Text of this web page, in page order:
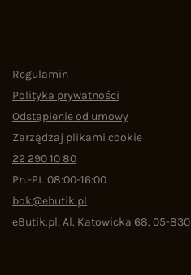
Regulamin
Polityka prywatności
Odstąpienie od umowy
Zarządzaj plikami cookie
22 290 10 80
Pn.-Pt. 08:00-16:00
bok@ebutik.pl
eButik.pl,Al. Katowicka 68,05-830